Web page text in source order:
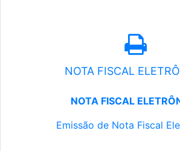
NOTA FISCAL
NOTA FISCAL
Emissão de Nota Fiscal